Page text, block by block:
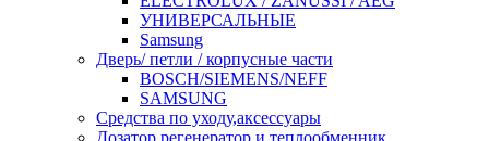
УНИВЕРСАЛЬНЫЕ
Samsung
Дверь/ петли / корпусные части
BOSCH/SIEMENS/NEFF
SAMSUNG
Средства по уходу,аксессуары
Дозатор,регенератор и теплообменник